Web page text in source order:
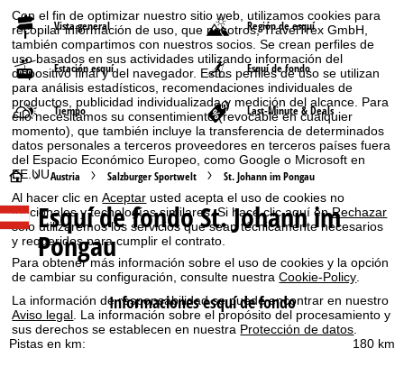
Con el fin de optimizar nuestro sitio web, utilizamos cookies para
recopilar información de uso, que nosotros, TravelTrex GmbH,
también compartimos con nuestros socios. Se crean perfiles de
uso basados en sus actividades utilizando información del
dispositivo final y del navegador. Estos perfiles de uso se utilizan
para análisis estadísticos, recomendaciones individuales de
productos, publicidad individualizada y medición del alcance. Para
ello necesitamos su consentimiento (revocable en cualquier
momento), que también incluye la transferencia de determinados
datos personales a terceros proveedores en terceros países fuera
del Espacio Económico Europeo, como Google o Microsoft en
EE.UU.
Al hacer clic enAceptar usted acepta el uso de cookies no
funcionales y tecnologías similares. Si hace clic aquí enRechazar
solo utilizaremos los servicios que sean técnicamente necesarios
y requeridos para cumplir el contrato.
Para obtener más información sobre el uso de cookies y la opción
de cambiar su configuración, consulte nuestraCookie-Policy.
La información de responsabilidad se puede encontrar en nuestro
Aviso legal. La información sobre el propósito del procesamiento y
sus derechos se establecen en nuestra Protección de datos.
Vista general Región de esquí
Estación esquí Esquí de fondo
Tiempo Last-Minute & Deals
P
á
g
i
n
Austria Salzburger Sportwelt St. Johann im Pongau
Esquí de fondo St. Johann im
Pongau
Informaciones esquí de fondo
180 km
Pistas en km: